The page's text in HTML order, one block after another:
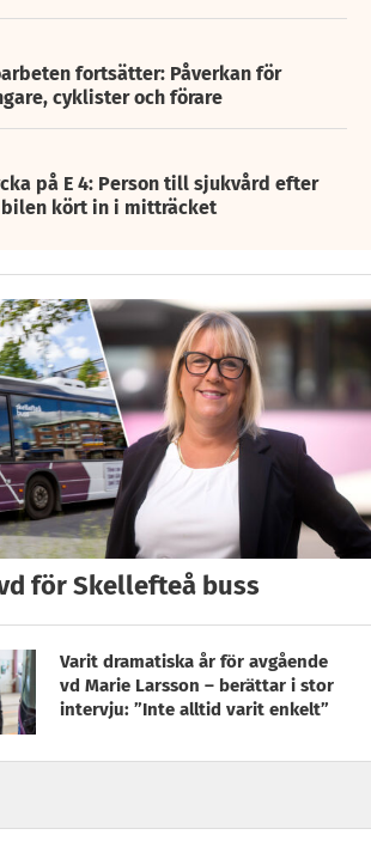
fortsätter: Påverkan för
cyklister och förare
på E 4: Person till sjukvård efter
kört in i mitträcket
för Skellefteå buss
Varit dramatiska år för avgående
vd Marie Larsson – berättar i stor
intervju: ”Inte alltid varit enkelt”